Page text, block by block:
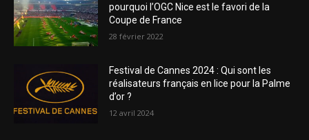
pourquoi l’OGC Nice est le favori de la
Coupe de France
28 février 2022
Festival de Cannes 2024 : Qui sont les
réalisateurs français en lice pour la Palme
d’or ?
12 avril 2024